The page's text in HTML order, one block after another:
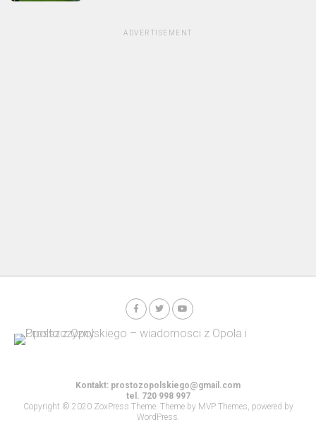
ADVERTISEMENT
Kontakt: prostozopolskiego@gmail.com
tel. 720 998 997
Copyright © 2020 ZoxPress Theme. Theme by MVP Themes, powered by
WordPress.